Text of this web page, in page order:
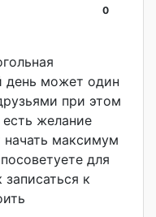
0
день может один
при этом
желание
максимум
для
записаться к